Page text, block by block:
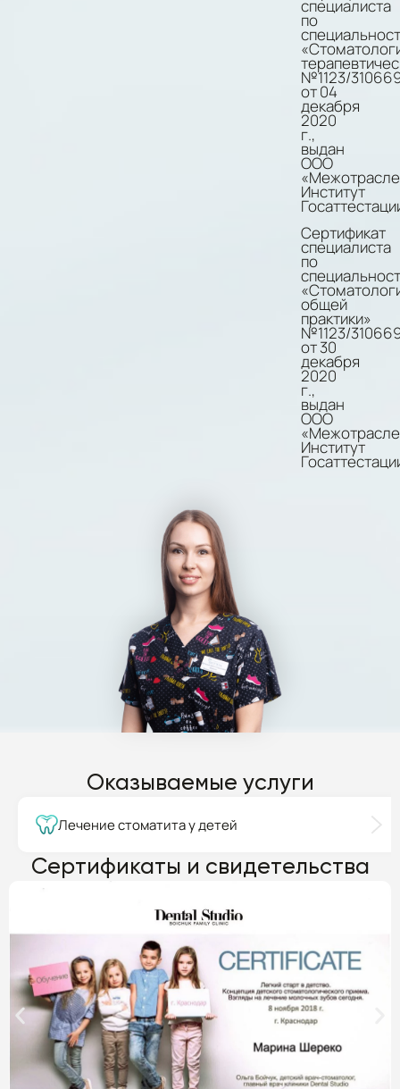
специалиста
по
№1123/
от 04
декабря
2020
г.,
выдан
ООО
Институт
Сертификат
специалиста
по
общей
практики»
№1123/
от 30
декабря
2020
г.,
выдан
ООО
Институт
Оказываемые услуги
Лечение стоматита у детей
Сертификаты и свидетельства